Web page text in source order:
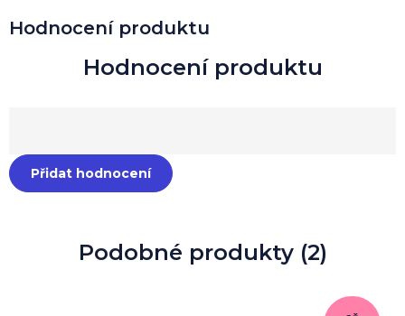
Podobné produkty (2)
Hodnocení produktu
Přidat hodnocení